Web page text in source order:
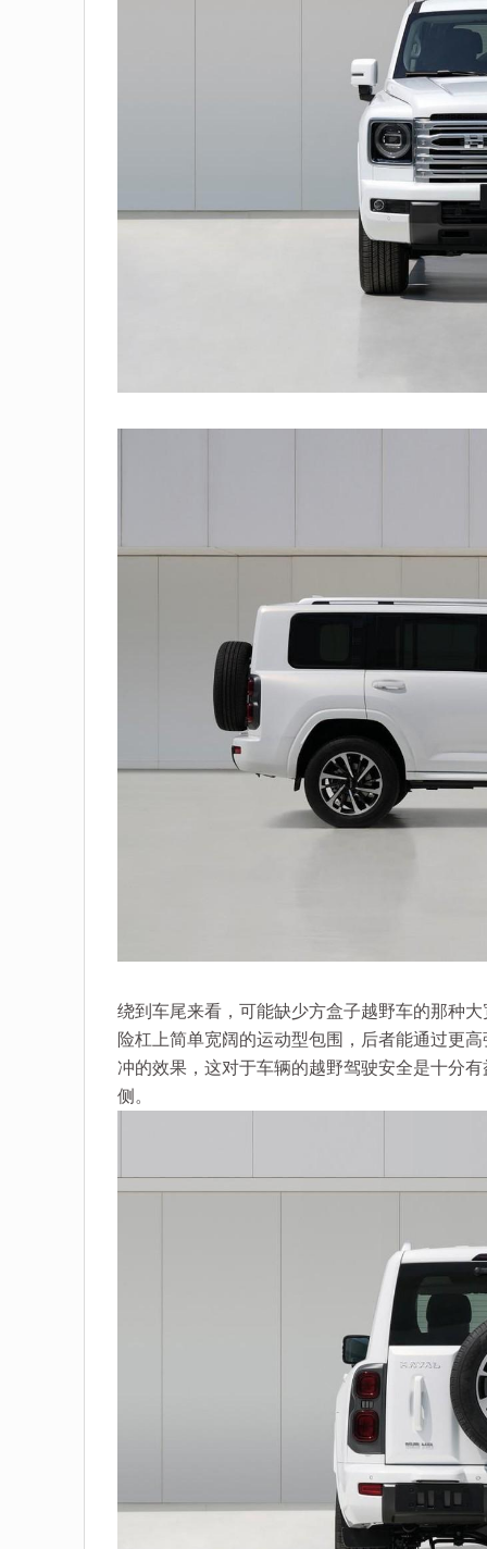
绕到车尾来看，可能缺少方盒子越野车的那种
险杠上简单宽阔的运动型包围，后者能通过更
冲的效果，这对于车辆的越野驾驶安全是十分
侧。